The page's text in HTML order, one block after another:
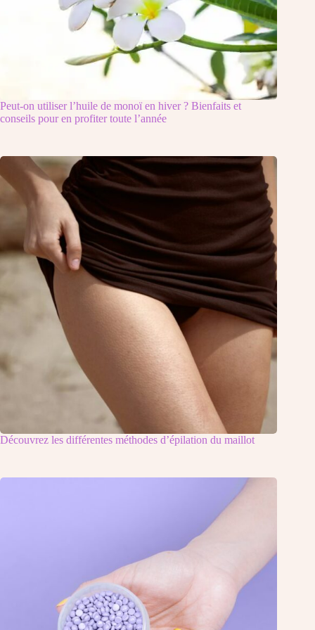
Peut-on utiliser l’huile de monoï en hiver ? Bienfaits et
conseils pour en profiter toute l’année
Découvrez les différentes méthodes d’épilation du maillot